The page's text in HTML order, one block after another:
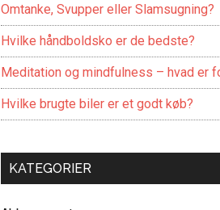
Omtanke, Svupper eller Slamsugning?
Hvilke håndboldsko er de bedste?
Meditation og mindfulness – hvad er
Hvilke brugte biler er et godt køb?
KATEGORIER